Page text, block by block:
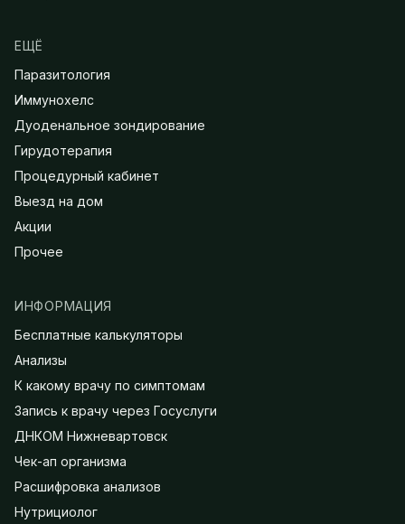
ЕЩЁ
Паразитология
Иммунохелс
Дуоденальное зондирование
Гирудотерапия
Процедурный кабинет
Выезд на дом
Акции
Прочее
ИНФОРМАЦИЯ
Бесплатные калькуляторы
Анализы
К какому врачу по симптомам
Запись к врачу через Госуслуги
ДНКОМ Нижневартовск
Чек-ап организма
Расшифровка анализов
Нутрициолог